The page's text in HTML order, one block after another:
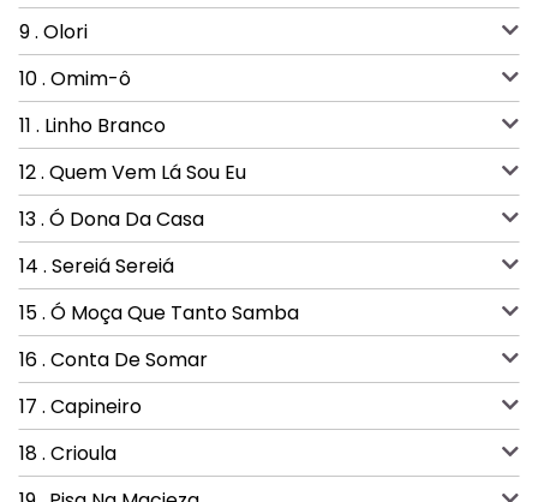
9 . Olori
10 . Omim-ô
11 . Linho Branco
12 . Quem Vem Lá Sou Eu
13 . Ó Dona Da Casa
14 . Sereiá Sereiá
15 . Ó Moça Que Tanto Samba
16 . Conta De Somar
17 . Capineiro
18 . Crioula